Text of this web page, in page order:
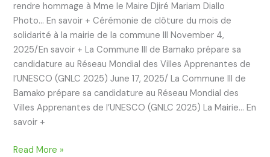
rendre hommage à Mme le Maire Djiré Mariam Diallo
Photo… En savoir + Cérémonie de clôture du mois de
solidarité à la mairie de la commune III November 4,
2025/En savoir + La Commune III de Bamako prépare sa
candidature au Réseau Mondial des Villes Apprenantes de
l’UNESCO (GNLC 2025) June 17, 2025/ La Commune III de
Bamako prépare sa candidature au Réseau Mondial des
Villes Apprenantes de l’UNESCO (GNLC 2025) La Mairie… En
savoir +
Read More »